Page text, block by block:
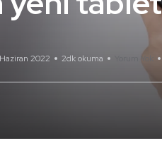
2022 2dk okuma